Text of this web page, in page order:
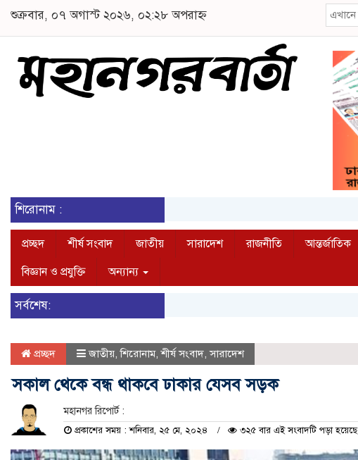
শুক্রবার, ০৭ অগাস্ট ২০২৬, ০২:২৮ অপরাহ্ন
শিরোনাম :
প্রচ্ছদ শীর্ষ সংবাদ জাতীয় সারাদেশ রাজনীতি আন্তর্জাতিক
বিজ্ঞান ও প্রযুক্তি
অন্যান্য
সর্বশেষ:
প্রচ্ছদ জাতীয়,শিরোনাম,শীর্ষ সংবাদ,সারাদেশ
সকাল থেকে বন্ধ থাকবে ঢাকার যেসব সড়ক
মহানগর রিপোর্ট :
প্রকাশের সময় : শনিবার, ২৫ মে, ২০২৪ ৩২৫ বার এই সংবাদটি পড়া হয়েছে